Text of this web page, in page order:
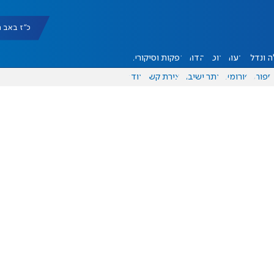
כ"ז באב
ונדל"ן דעות אוכל יהדות הפקות וסיקורים
ספורט פורומים אתר ישיבה יצירת קשר עוד